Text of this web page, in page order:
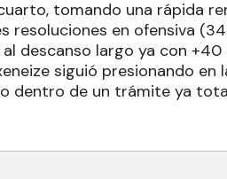
tomando una rápida
en ofensiva (34
descanso largo ya con +40
siguió presionando en
dentro de un trámite ya